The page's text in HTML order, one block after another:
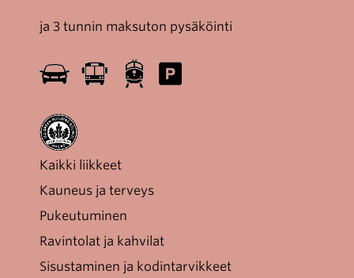
ja 3 tunnin maksuton pysäköinti
Kaikki liikkeet
Kauneus ja terveys
Pukeutuminen
Ravintolat ja kahvilat
Sisustaminen ja kodintarvikkeet